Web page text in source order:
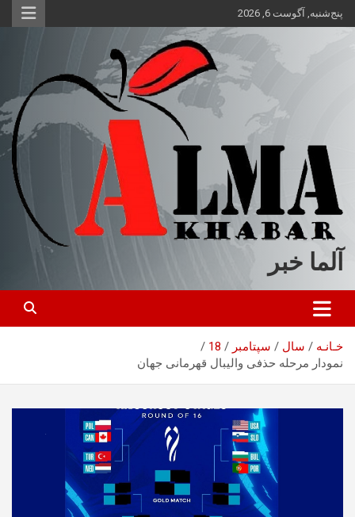
محتوا
پنج‌شنبه, آگوست 6, 2026
آلما خبر
خـانـه سال سپتامبر
18
نمودار مرحله حذفی والیبال قهرمانی جهان